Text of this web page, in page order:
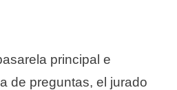
principal e
de preguntas, el jurado